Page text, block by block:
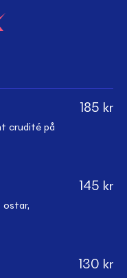
185 kr
crudité på
145 kr
ostar,
130 kr